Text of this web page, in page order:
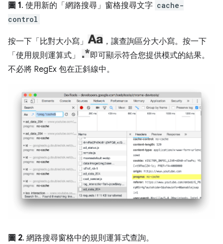
圖 1. 使用新的「網路搜尋」窗格搜尋文字 cache-
control
按一下「比對大小寫」
，讓查詢區分大小寫。按一下
「使用規則運算式」
即可顯示符合您提供模式的結果。
不必將 RegEx 包在正斜線中。
圖 2. 網路搜尋窗格中的規則運算式查詢。